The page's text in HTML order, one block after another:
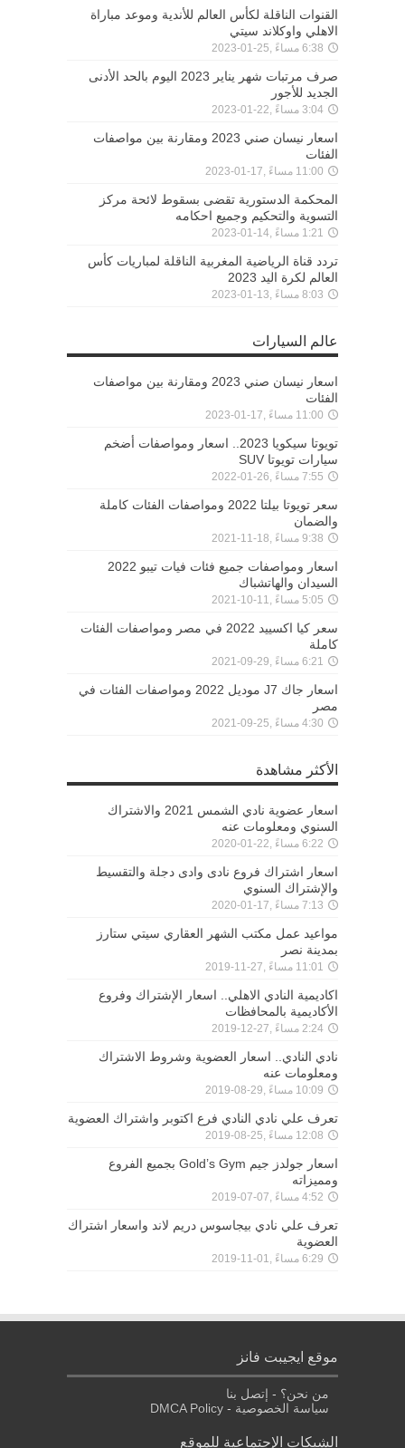
القنوات الناقلة لكأس العالم للأندية وموعد مباراة
الاهلي واوكلاند سيتي
6:38 مساءً ,25-01-2023
صرف مرتبات شهر يناير 2023 اليوم بالحد الأدنى
الجديد للأجور
3:04 مساءً ,22-01-2023
اسعار نيسان صني 2023 ومقارنة بين مواصفات
الفئات
11:00 مساءً ,17-01-2023
المحكمة الدستورية تقضى بسقوط لائحة مركز
التسوية والتحكيم وجميع احكامه
1:21 مساءً ,14-01-2023
تردد قناة الرياضية المغربية الناقلة لمباريات كأس
العالم لكرة اليد 2023
8:03 مساءً ,13-01-2023
عالم السيارات
اسعار نيسان صني 2023 ومقارنة بين مواصفات
الفئات
11:00 مساءً ,17-01-2023
تويوتا سيكويا 2023.. اسعار ومواصفات أضخم
سيارات تويوتا SUV
7:55 مساءً ,26-01-2022
سعر تويوتا بيلتا 2022 ومواصفات الفئات كاملة
والضمان
9:38 مساءً ,18-11-2021
اسعار ومواصفات جميع فئات فيات تيبو 2022
السيدان والهاتشباك
5:05 مساءً ,11-10-2021
سعر كيا اكسييد 2022 في مصر ومواصفات الفئات
كاملة
6:21 مساءً ,29-09-2021
اسعار جاك J7 موديل 2022 ومواصفات الفئات في
مصر
4:30 مساءً ,25-09-2021
الأكثر مشاهدة
اسعار عضوية نادي الشمس 2021 والاشتراك
السنوي ومعلومات عنه
6:22 مساءً ,22-01-2020
اسعار اشتراك فروع نادى وادى دجلة والتقسيط
والإشتراك السنوي
7:13 مساءً ,17-01-2020
مواعيد عمل مكتب الشهر العقاري سيتي ستارز
بمدينة نصر
11:01 مساءً ,27-11-2019
اكاديمية النادي الاهلي.. اسعار الإشتراك وفروع
الأكاديمية بالمحافظات
2:24 مساءً ,27-12-2019
نادي النادي.. اسعار العضوية وشروط الاشتراك
ومعلومات عنه
10:09 مساءً ,29-08-2019
تعرف علي نادي النادي فرع اكتوبر واشتراك العضوية
12:08 مساءً ,25-08-2019
اسعار جولدز جيم Gold’s Gym بجميع الفروع
ومميزاته
4:52 مساءً ,07-07-2019
تعرف علي نادي بيجاسوس دريم لاند واسعار اشتراك
العضوية
6:29 مساءً ,01-11-2019
موقع ايجيبت فانز
من نحن؟ - إتصل بنا
سياسة الخصوصية -
DMCA Policy
الشبكات الإجتماعية للموقع